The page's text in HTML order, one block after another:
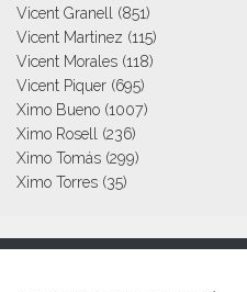
Vicent Granell (851)
Vicent Martinez (115)
Vicent Morales (118)
Vicent Piquer (695)
Ximo Bueno (1007)
Ximo Rosell (236)
Ximo Tomás (299)
Ximo Torres (35)